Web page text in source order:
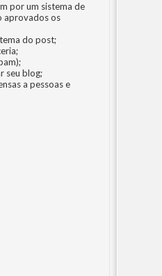
por um sistema de
aprovados os
do post;
seu blog;
a pessoas e